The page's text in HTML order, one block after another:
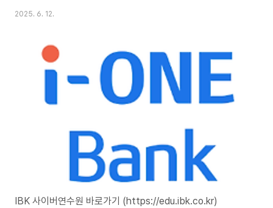
로가기 챗 GPT 홈페이지 주소는 (https://chatgpt.com/?
로그인 방법챗GPT를 이용하려면 계정을 만들어야 하며, 간단한 절차를 거쳐
바로 사용이 가능합니다.홈페이지 접속: 위 링크를 통해 접속합니다.‘Sign up’
클릭: 계정이 없다면 ‘Sign up’을 눌러 회원가입을 진행합..
2025. 6. 12.
IBK 사이버연수원 바로가기 (https://edu.ibk.co.kr)